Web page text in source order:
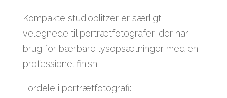
Kompakte studioblitzer er særligt
velegnede til portrætfotografer, der har
brug for bærbare lysopsætninger med en
professionel finish.
Fordele i portrætfotografi: